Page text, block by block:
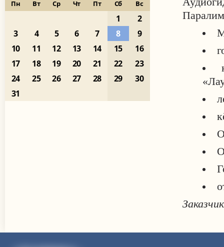
Пн Вт Ср Чт Пт Сб Вс
1
2
3
4 5 6 7 8
9
10
11 12 13 14 15
16
17
18 19 20 21 22
23
24
25 26 27 28 29
30
31